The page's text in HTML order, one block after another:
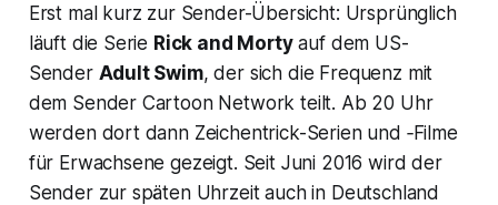
Erst mal kurz zur Sender-Übersicht: Ursprünglich
läuft die Serie Rick and Mortyauf dem US-
Sender Adult Swim, der sich die Frequenz mit
dem Sender Cartoon Network teilt. Ab 20 Uhr
werden dort dann Zeichentrick-Serien und ‑Filme
für Erwachsene gezeigt. Seit Juni 2016 wird der
Sender zur späten Uhrzeit auch in Deutschland